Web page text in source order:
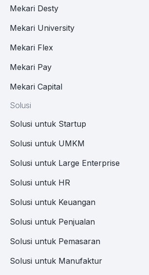
Mekari Desty
Mekari University
Mekari Flex
Mekari Pay
Mekari Capital
Solusi
Solusi untuk Startup
Solusi untuk UMKM
Solusi untuk Large Enterprise
Solusi untuk HR
Solusi untuk Keuangan
Solusi untuk Penjualan
Solusi untuk Pemasaran
Solusi untuk Manufaktur